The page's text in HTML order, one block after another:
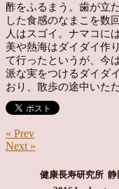
酢をふるまう。歯が立
した食感のなまこを数
人はスゴイ。ナマコに
美や熱海はダイダイ作
て行ったというが、今
派な実をつけるダイダ
おり、散歩の途中いた
« Prev
Next »
健康長寿研究所 静